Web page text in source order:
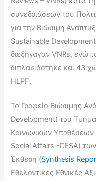
συνεδριάσεων του
για την Βιώσιμη
Sustainable
διεξήγαγαν VNRs, ενώ
διπλασιάστηκε και 43
HLPF.
Το Γραφείο Βιώσιμης
Development) του
Κοινωνικών
Social Affairs -DESA)
Έκθεση (Synthesis
Εθελοντικές Εθνικές